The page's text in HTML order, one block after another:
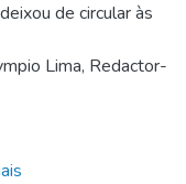
de circular às
Lima, Redactor-